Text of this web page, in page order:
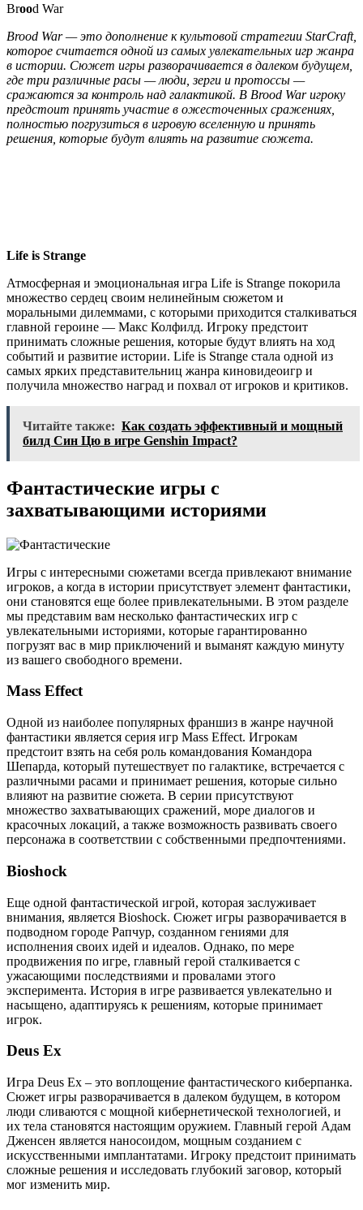
Brood War
Brood War — это дополнение к культовой стратегии StarCraft,
которое считается одной из самых увлекательных игр жанра
в истории. Сюжет игры разворачивается в далеком будущем,
где три различные расы — люди, зерги и протоссы —
сражаются за контроль над галактикой. В Brood War игроку
предстоит принять участие в ожесточенных сражениях,
полностью погрузиться в игровую вселенную и принять
решения, которые будут влиять на развитие сюжета.
Life is Strange
Атмосферная и эмоциональная игра Life is Strange покорила
множество сердец своим нелинейным сюжетом и
моральными дилеммами, с которыми приходится сталкиваться
главной героине — Макс Колфилд. Игроку предстоит
принимать сложные решения, которые будут влиять на ход
событий и развитие истории. Life is Strange стала одной из
самых ярких представительниц жанра киновидеоигр и
получила множество наград и похвал от игроков и критиков.
Читайте также: Как создать эффективный и мощный
билд Син Цю в игре Genshin Impact?
Фантастические игры с
захватывающими историями
Игры с интересными сюжетами всегда привлекают внимание
игроков, а когда в истории присутствует элемент фантастики,
они становятся еще более привлекательными. В этом разделе
мы представим вам несколько фантастических игр с
увлекательными историями, которые гарантированно
погрузят вас в мир приключений и выманят каждую минуту
из вашего свободного времени.
Mass Effect
Одной из наиболее популярных франшиз в жанре научной
фантастики является серия игр Mass Effect. Игрокам
предстоит взять на себя роль командования Командора
Шепарда, который путешествует по галактике, встречается с
различными расами и принимает решения, которые сильно
влияют на развитие сюжета. В серии присутствуют
множество захватывающих сражений, море диалогов и
красочных локаций, а также возможность развивать своего
персонажа в соответствии с собственными предпочтениями.
Bioshock
Еще одной фантастической игрой, которая заслуживает
внимания, является Bioshock. Сюжет игры разворачивается в
подводном городе Рапчур, созданном гениями для
исполнения своих идей и идеалов. Однако, по мере
продвижения по игре, главный герой сталкивается с
ужасающими последствиями и провалами этого
эксперимента. История в игре развивается увлекательно и
насыщено, адаптируясь к решениям, которые принимает
игрок.
Deus Ex
Игра Deus Ex – это воплощение фантастического киберпанка.
Сюжет игры разворачивается в далеком будущем, в котором
люди сливаются с мощной кибернетической технологией, и
их тела становятся настоящим оружием. Главный герой Адам
Дженсен является наносоидом, мощным созданием с
искусственными имплантатами. Игроку предстоит принимать
сложные решения и исследовать глубокий заговор, который
мог изменить мир.